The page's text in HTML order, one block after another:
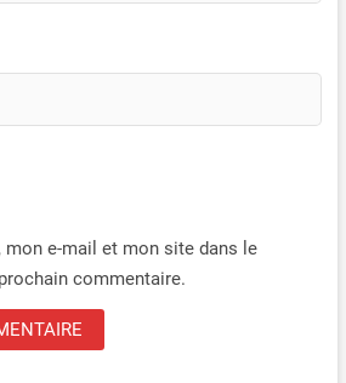
mon e-mail et mon site dans le
commentaire.